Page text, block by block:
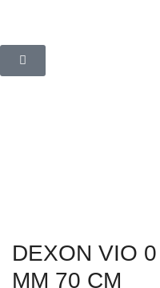
DEXON VIO
MM 70 CM